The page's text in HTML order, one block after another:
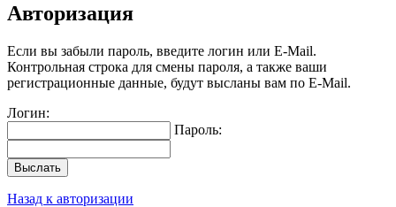
Авторизация
Если вы забыли пароль, введите логин или E-Mail.
Контрольная строка для смены пароля, а также ваши
регистрационные данные, будут высланы вам по E-Mail.
Логин:
Пароль:
Выслать
Назад к авторизации